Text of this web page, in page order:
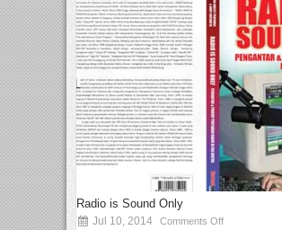
Radio is Sound Only
Jul 10, 2014 Comments Off